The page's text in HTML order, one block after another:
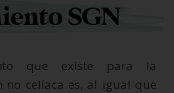
SGN
que existe para la
celíaca es, al igual que